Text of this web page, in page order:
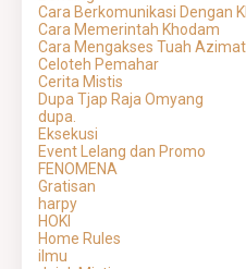
Cara Berkomunikasi Dengan
Cara Memerintah Khodam
Cara Mengakses Tuah
Celoteh Pemahar
Cerita Mistis
Dupa Tjap Raja Omyang
dupa.
Eksekusi
Event Lelang dan Promo
FENOMENA
Gratisan
harpy
HOKI
Home Rules
ilmu